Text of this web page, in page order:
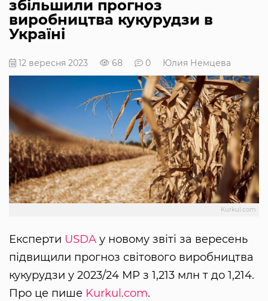
збільшили прогноз
виробництва кукурудзи в
Україні
12 вересня 2023 68 0 Юлия Немцева
Kurkul.com
Експерти USDA у новому звіті за вересень
підвищили прогноз світового виробництва
кукурудзи у 2023/24 МР з 1,213 млн т до 1,214.
Про це пише Kurkul.com.